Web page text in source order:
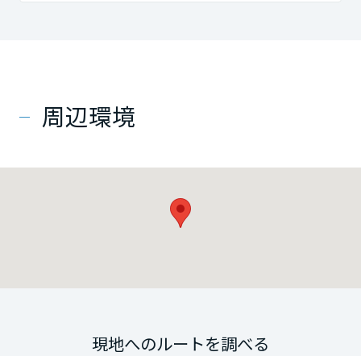
周辺環境
現地へのルートを調べる